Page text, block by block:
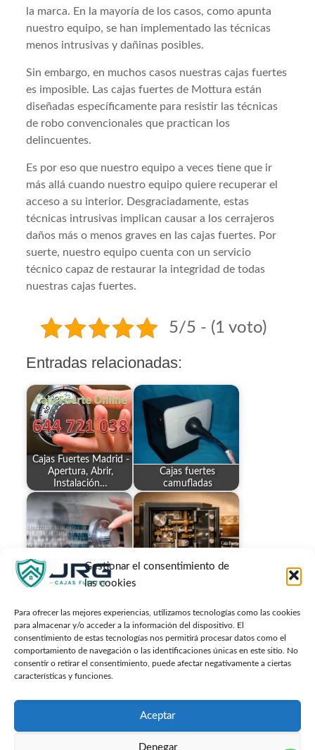
Gestionar el consentimiento de
las cookies
Para ofrecer las mejores experiencias, utilizamos tecnologías como las cookies
para almacenar y/o acceder a la información del dispositivo. El
consentimiento de estas tecnologías nos permitirá procesar datos como el
comportamiento de navegación o las identificaciones únicas en este sitio. No
consentir o retirar el consentimiento, puede afectar negativamente a ciertas
características y funciones.
Aceptar
Denegar
la marca. En la mayoría de los casos, como apunta
nuestro equipo, se han implementado las técnicas
menos intrusivas y dañinas posibles.
Sin embargo, en muchos casos nuestras cajas fuertes
es imposible. Las cajas fuertes de Mottura están
diseñadas específicamente para resistir las técnicas
de robo convencionales que practican los
delincuentes.
Es por eso que nuestro equipo a veces tiene que ir
más allá cuando nuestro equipo quiere recuperar el
acceso a su interior. Desgraciadamente, estas
técnicas intrusivas implican causar a los cerrajeros
daños más o menos graves en las cajas fuertes. Por
suerte, nuestro equipo cuenta con un servicio
técnico capaz de restaurar la integridad de todas
nuestras cajas fuertes.
5/5 - (1 voto)
Entradas relacionadas:
Cajas Fuertes Madrid -
Apertura, Abrir,
Instalación…
Cajas fuertes
camufladas
Cajas Fuertes Valladolid
¿Qué servicios de
Especialista en reparar
tipo
para…